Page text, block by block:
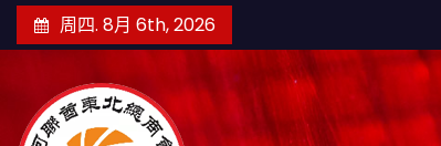
至
周四. 8月 6th, 2026